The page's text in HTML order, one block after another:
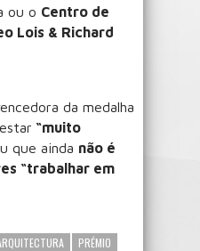
ou o Centro de
Lois & Richard
da medalha
“muito
que ainda não é
“trabalhar em
PRÉMIO